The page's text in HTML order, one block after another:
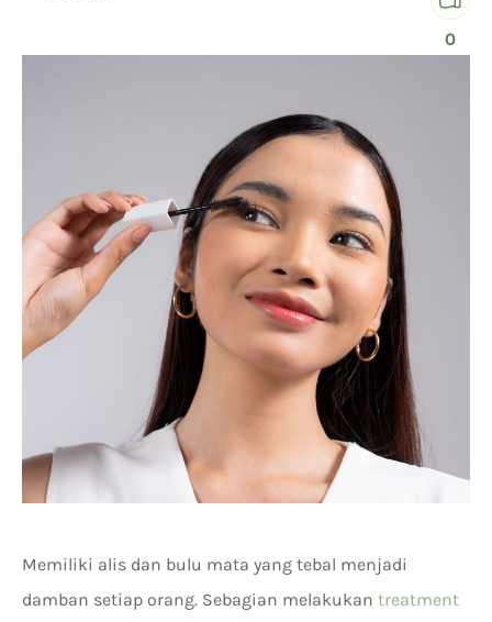
0
Memiliki alis dan bulu mata yang tebal menjadi
damban setiap orang. Sebagian melakukan treatment